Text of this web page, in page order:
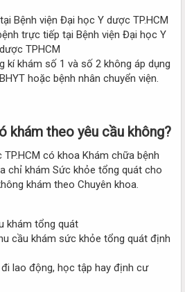
trực tiếp tại Bệnh viện Đại học Y
dược TPHCM
kí khám số 1 và số 2 không áp dụng
hoặc bệnh nhân chuyển viện.​
khám theo yêu cầu không?​
có khoa Khám chữa bệnh
chỉ khám Sức khỏe tổng quát cho
khám theo Chuyên khoa.
khám tổng quát
cầu khám sức khỏe tổng quát định
lao động, học tập hay định cư